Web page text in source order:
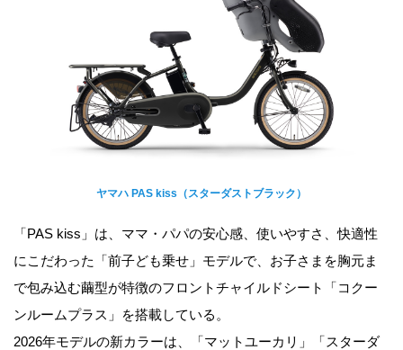
ヤマハ PAS kiss（スターダストブラック）
「PAS kiss」は、ママ・パパの安心感、使いやすさ、快適性
にこだわった「前子ども乗せ」モデルで、お子さまを胸元ま
で包み込む繭型が特徴のフロントチャイルドシート「コクー
ンルームプラス」を搭載している。
2026年モデルの新カラーは、「マットユーカリ」「スターダ